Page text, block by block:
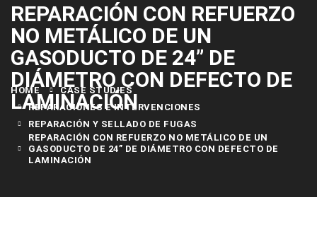
REPARACIÓN CON REFUERZO
NO METÁLICO DE UN
GASODUCTO DE 24” DE
DIÁMETRO CON DEFECTO DE
LAMINACIÓN
HOME
CASE STUDIES
REPARACIONES E INTERVENCIONES
REPARACIÓN Y SELLADO DE FUGAS
REPARACIÓN CON REFUERZO NO METÁLICO DE UN
GASODUCTO DE 24” DE DIÁMETRO CON DEFECTO DE
LAMINACIÓN